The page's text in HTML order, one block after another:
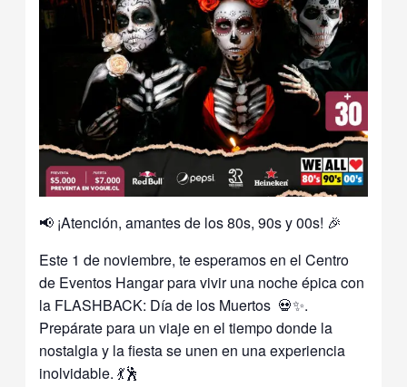
📢 ¡Atención, amantes de los 80s, 90s y 00s! 🎉
Este 1 de noviembre, te esperamos en el Centro
de Eventos Hangar para vivir una noche épica con
la FLASHBACK: Día de los Muertos 💀✨.
Prepárate para un viaje en el tiempo donde la
nostalgia y la fiesta se unen en una experiencia
inolvidable. 💃🕺